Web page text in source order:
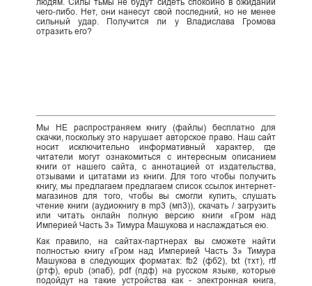
людям. Силы тьмы не будут сидеть спокойно в ожидании
чего-либо. Нет, они нанесут свой последний, но не менее
сильный удар. Получится ли у Владислава Громова
отразить его?
Мы НЕ распространяем книгу (файлы) бесплатно для
скачки, поскольку это нарушает авторское право. Наш сайт
носит исключительно информативный характер, где
читатели могут ознакомиться с интересным описанием
книги от нашего сайта, с аннотацией от издательства,
отзывами и цитатами из книги. Для того чтобы получить
книгу, мы предлагаем предлагаем список ссылок интернет-
магазинов для того, чтобы вы смогли купить, слушать
чтение книги (аудиокнигу в mp3 (мп3)), скачать / загрузить
или читать онлайн полную версию книги «Гром над
Империей Часть 3» Тимура Машукова и наслаждаться ею.
Как правило, на сайтах-партнерах вы сможете найти
полностью книгу «Гром над Империей Часть 3» Тимура
Машукова в следующих форматах: fb2 (фб2), txt (тхт), rtf
(ртф), epub (эпаб), pdf (пдф) на русском языке, которые
подойдут на такие устройства как - электронная книга,